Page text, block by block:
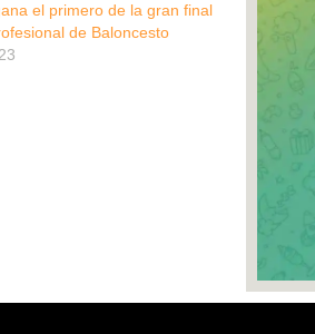
el primero de la gran final
de Baloncesto